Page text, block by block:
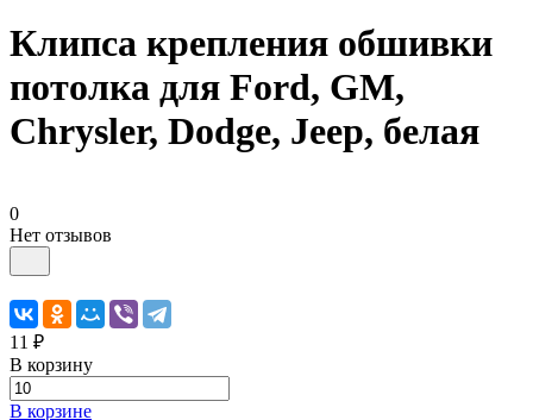
Клипса крепления обшивки
потолка для Ford, GM,
Chrysler, Dodge, Jeep, белая
0
Нет отзывов
11 ₽
В корзину
В корзине